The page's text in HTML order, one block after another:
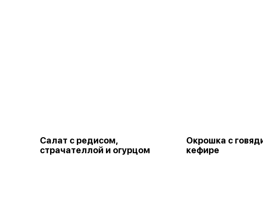
Салат с редисом,
страчателлой и огурцом
Окрошка с
кефире